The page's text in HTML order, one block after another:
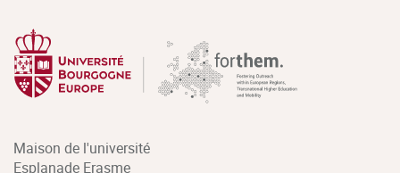
Maison de l'université
Esplanade Erasme